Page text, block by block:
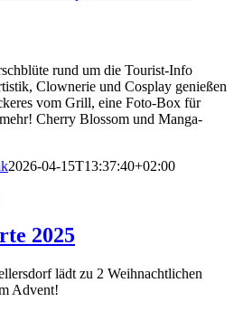
rund um die Tourist-Info
Clownerie und Cosplay genießen
vom Grill, eine Foto-Box für
Cherry Blossom und Manga-
2026-04-15T13:37:40+02:00
2025
lädt zu 2 Weihnachtlichen
Advent!